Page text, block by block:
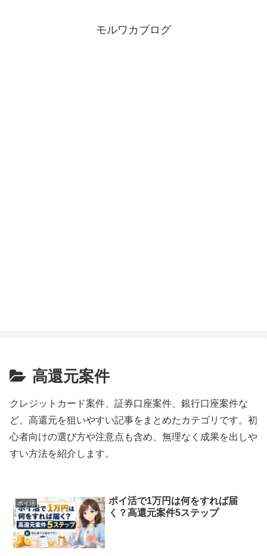
モルワカブログ
高還元案件
クレジットカード案件、証券口座案件、銀行口座案件な
ど、高還元を狙いやすい記事をまとめたカテゴリです。初
心者向けの選び方や注意点も含め、無理なく成果を出しや
すい方法を紹介します。
ポイ活
ポイ活で1万円は何をすれば届
く？高還元案件5ステップ